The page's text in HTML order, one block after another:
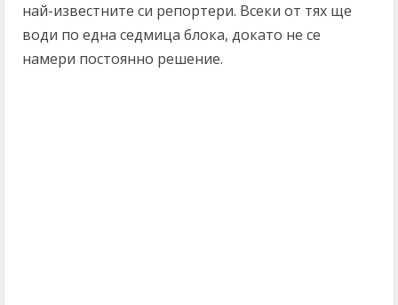
най-известните си репортери. Всеки от тях ще
води по една седмица блока, докато не се
намери постоянно решение.